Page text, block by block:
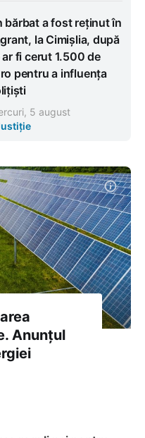
bărbat a fost reținut în
la Cimișlia, după
ar fi cerut 1.500 de
pentru a influența
5 august
Anunțul